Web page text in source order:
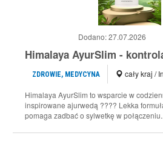
Dodano:27.07.2026
Himalaya AyurSlim -
ZDROWIE, MEDYCYNA cały kraj /
Himalaya AyurSlim to wsparcie w
inspirowane ajurwedą ???? Lekka
pomaga zadbać o sylwetkę w